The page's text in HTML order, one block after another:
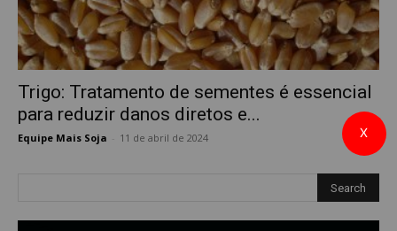
Trigo: Tratamento de sementes é essencial
para reduzir danos diretos e...
Equipe Mais Soja 11 de abril de 2024 X